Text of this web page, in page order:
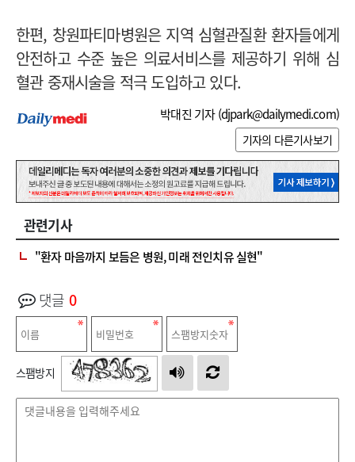
한편, 창원파티마병원은 지역 심혈관질환 환자들에게
안전하고 수준 높은 의료서비스를 제공하기 위해 심
혈관 중재시술을 적극 도입하고 있다.
박대진 기자 (djpark@dailymedi.com)
기자의 다른기사보기
관련기사
"환자 마음까지 보듬은 병원, 미래 전인치유 실현"
댓글 0
스팸방지